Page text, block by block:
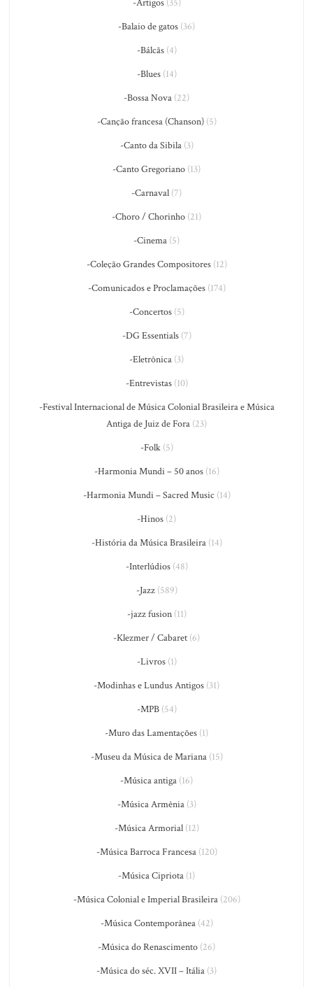
-Artigos(35)
-Balaio de gatos (36)
-Bálcãs(4)
-Blues(14)
-Bossa Nova (22)
-Canção francesa (Chanson)(5)
-Canto da Sibila(3)
-Canto Gregoriano (13)
-Carnaval (7)
-Choro / Chorinho (21)
-Cinema (5)
-Coleção Grandes Compositores(12)
-Comunicados e Proclamações(174)
-Concertos(5)
-DG Essentials(7)
-Eletrônica (3)
-Entrevistas(10)
-Festival Internacional de Música Colonial Brasileira e Música
Antiga de Juiz de Fora (23)
-Folk(5)
-Harmonia Mundi – 50 anos(16)
-Harmonia Mundi – Sacred Music (14)
-Hinos (2)
-História da Música Brasileira(14)
-Interlúdios(48)
-Jazz(589)
-jazz fusion(11)
-Klezmer / Cabaret (6)
-Livros(1)
-Modinhas e Lundus Antigos (31)
-MPB(54)
-Muro das Lamentações (1)
-Museu da Música de Mariana(15)
-Música antiga (16)
-Música Armênia(3)
-Música Armorial(12)
-Música Barroca Francesa(120)
-Música Cipriota (1)
-Música Colonial e Imperial Brasileira(206)
-Música Contemporânea(42)
-Música do Renascimento (26)
-Música do séc. XVII – Itália (3)